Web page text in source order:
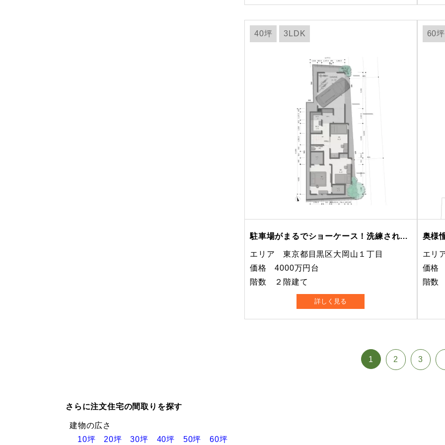
40坪 3LDK
駐車場がまるでショーケース！洗練された外観の間取り
エリア 東京都目黒区大岡山１丁目
価格 4000万円台
階数 ２階建て
詳しく見る
60坪
エリ
価格
階数
1 2 3
さらに注文住宅の間取りを探す
建物の広さ
10坪 20坪30坪 40坪 50坪60坪